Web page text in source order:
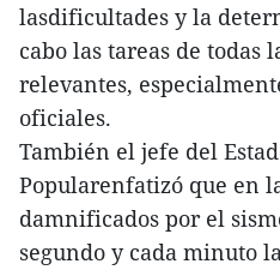
lasdificultades y la
cabo las tareas de todas
relevantes,
oficiales.
También el jefe del
Popularenfatizó que en
damnificados por el
segundo y cada minuto